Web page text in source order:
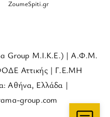
ZoumeSpiti.gr
Group Μ.Ι.Κ.Ε.) | Α.Φ.Μ.
Αττικής | Γ.Ε.ΜΗ
Αθήνα, Ελλάδα |
group.com